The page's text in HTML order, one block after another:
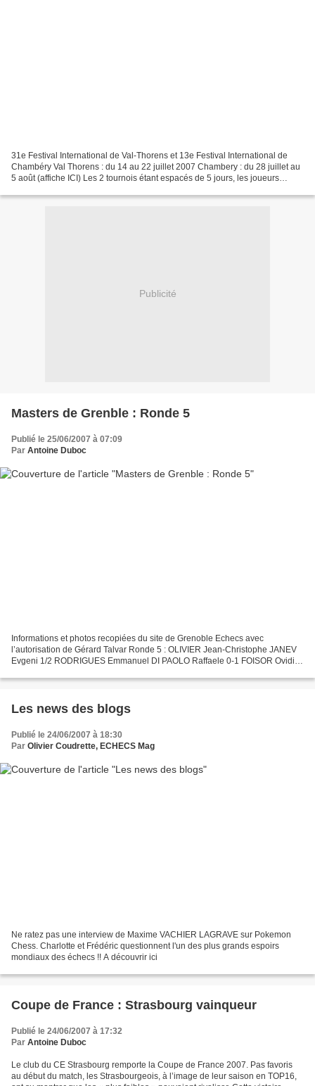
31e Festival International de Val-Thorens et 13e Festival International de
Chambéry Val Thorens : du 14 au 22 juillet 2007 Chambery : du 28 juillet au
5 août (affiche ICI) Les 2 tournois étant espacés de 5 jours, les joueurs
Publicité
Masters de Grenble : Ronde 5
Publié le 25/06/2007 à 07:09
Par Antoine Duboc
Informations et photos recopiées du site de Grenoble Echecs avec
l’autorisation de Gérard Talvar Ronde 5 : OLIVIER Jean-Christophe JANEV
Evgeni 1/2 RODRIGUES Emmanuel DI PAOLO Raffaele 0-1 FOISOR Ovidiu
Les news des blogs
Publié le 24/06/2007 à 18:30
Par Olivier Coudrette, ECHECS Mag
Ne ratez pas une interview de Maxime VACHIER LAGRAVE sur Pokemon
Chess. Charlotte et Frédéric questionnent l'un des plus grands espoirs
mondiaux des échecs !! A découvrir ici
Coupe de France : Strasbourg vainqueur
Publié le 24/06/2007 à 17:32
Par Antoine Duboc
Le club du CE Strasbourg remporte la Coupe de France 2007. Pas favoris
au début du match, les Strasbourgeois, à l’image de leur saison en TOP16,